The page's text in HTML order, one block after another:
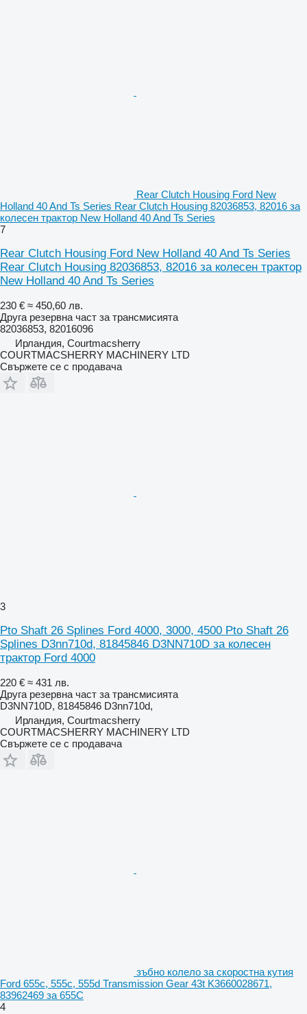
Rear Clutch Housing Ford New
Holland 40 And Ts Series Rear Clutch Housing 82036853, 82016 за
колесен трактор New Holland 40 And Ts Series
7
Rear Clutch Housing Ford New Holland 40 And Ts Series
Rear Clutch Housing 82036853, 82016 за колесен трактор
New Holland 40 And Ts Series
230 € ≈ 450,60 лв.
Друга резервна част за трансмисията
82036853, 82016096
Ирландия, Courtmacsherry
COURTMACSHERRY MACHINERY LTD
Свържете се с продавача
3
Pto Shaft 26 Splines Ford 4000, 3000, 4500 Pto Shaft 26
Splines D3nn710d, 81845846 D3NN710D за колесен
трактор Ford 4000
220 € ≈ 431 лв.
Друга резервна част за трансмисията
D3NN710D, 81845846 D3nn710d,
Ирландия, Courtmacsherry
COURTMACSHERRY MACHINERY LTD
Свържете се с продавача
зъбно колело за скоростна кутия
Ford 655c, 555c, 555d Transmission Gear 43t K3660028671,
83962469 за 655C
4